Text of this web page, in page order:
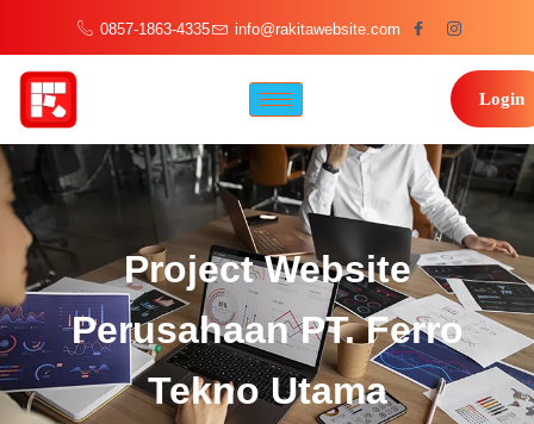
0857-1863-4335 info@rakitawebsite.com
Login
Project Website
Perusahaan PT. Ferro
Tekno Utama